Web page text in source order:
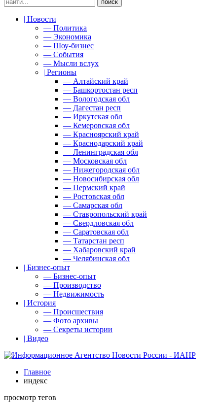
| Новости
— Политика
— Экономика
— Шоу-бизнес
— События
— Мысли вслух
| Регионы
— Алтайский край
— Башкортостан респ
— Вологодская обл
— Дагестан респ
— Иркутская обл
— Кемеровская обл
— Красноярский край
— Краснодарский край
— Ленинградская обл
— Московская обл
— Нижегородская обл
— Новосибирская обл
— Пермский край
— Ростовская обл
— Самарская обл
— Ставропольский край
— Свердловская обл
— Саратовская обл
— Татарстан респ
— Хабаровский край
— Челябинская обл
| Бизнес-опыт
— Бизнес-опыт
— Производство
— Недвижимость
| История
— Происшествия
— Фото архивы
— Секреты истории
| Видео
Главное
индекс
просмотр тегов